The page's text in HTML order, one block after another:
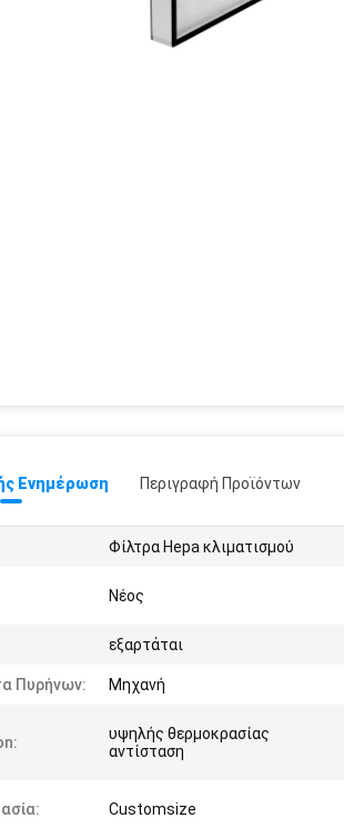
Ενημέρωση Περιγραφή Προϊόντων
Φίλτρα Hepa κλιματισμού
Νέος
εξαρτάται
Πυρήνων: Μηχανή
υψηλής θερμοκρασίας
αντίσταση
Customsize